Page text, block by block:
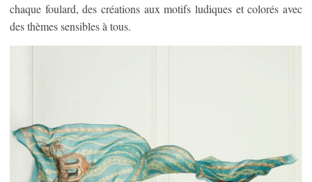
chaque foulard, des créations aux motifs ludiques et colorés avec
des thèmes sensibles à tous.